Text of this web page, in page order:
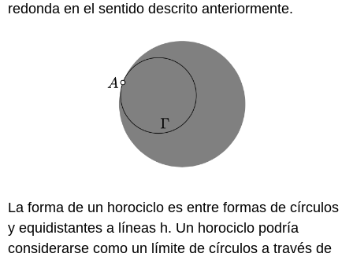
redonda en el sentido descrito anteriormente.
La forma de un horociclo es entre formas de círculos
y equidistantes a líneas h. Un horociclo podría
considerarse como un límite de círculos a través de